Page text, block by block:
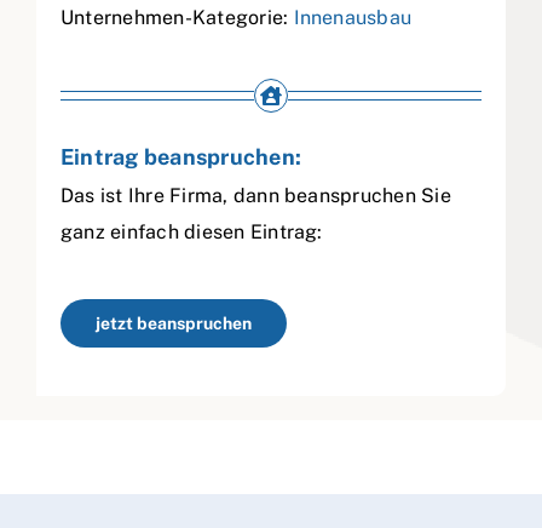
Unternehmen-Kategorie: Innenausbau
Eintrag beanspruchen:
Das ist Ihre Firma, dann beanspruchen Sie
ganz einfach diesen Eintrag:
jetzt beanspruchen